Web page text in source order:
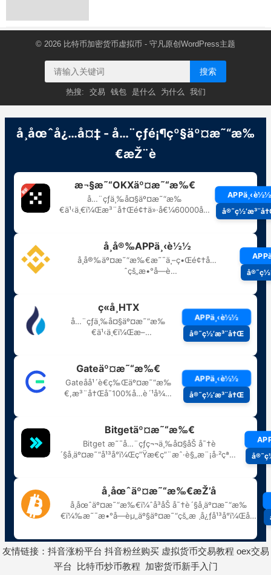
© 2026 比特币加密货币虚拟币 - 守凡原创 WordPress主题
搜索
热搜: 交易 钱包 是什么 为什么 我们
友情链接： 抖音涨粉平台 抖音粉丝购买 虚拟货币交易教程 oex交易
平台
比特币炒币教程 加密货币新手入门